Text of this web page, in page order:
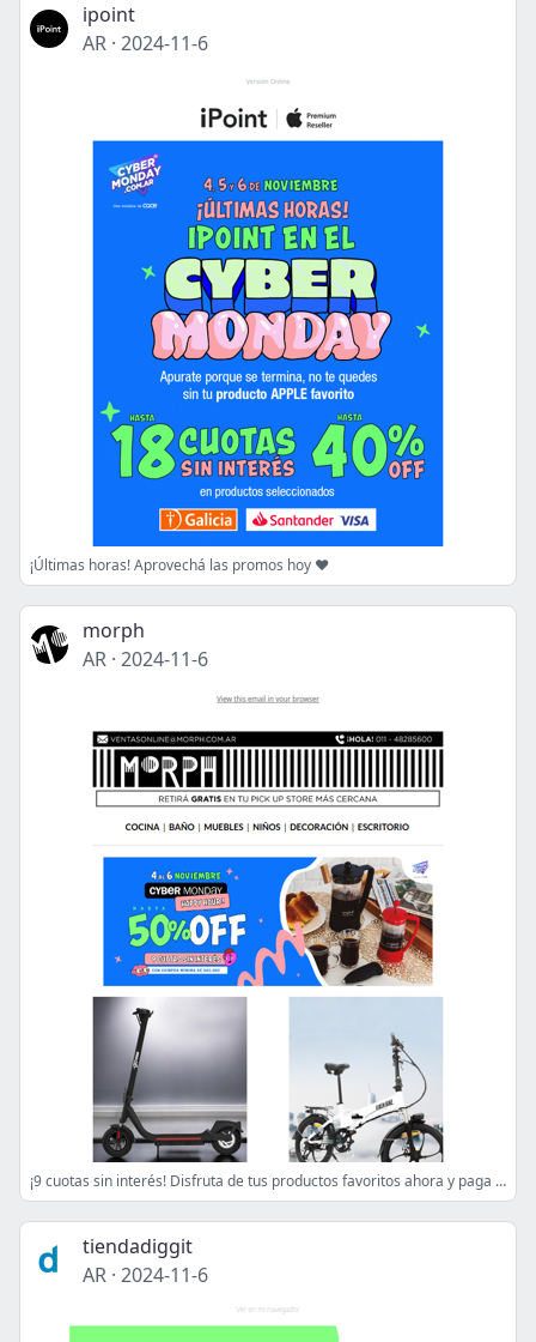
ipoint
AR · 2024-11-6
¡Últimas horas! Aprovechá las promos hoy ❤️
morph
AR · 2024-11-6
¡9 cuotas sin interés! Disfruta de tus productos favoritos ahora y paga después.😉😉
tiendadiggit
AR · 2024-11-6